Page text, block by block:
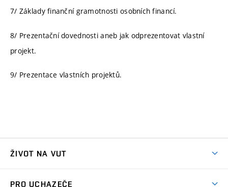
7/ Základy finanční gramotnosti osobních financí.
8/ Prezentační dovednosti aneb jak odprezentovat vlastní
projekt.
9/ Prezentace vlastních projektů.
ŽIVOT NA VUT
PRO UCHAZEČE